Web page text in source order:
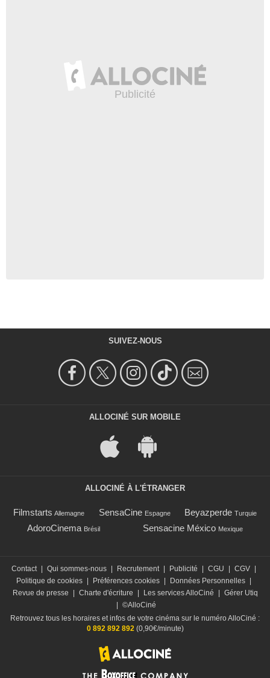
SUIVEZ-NOUS
ALLOCINÉ SUR MOBILE
ALLOCINÉ À L'ÉTRANGER
Filmstarts Allemagne SensaCine Espagne Beyazperde Turquie
AdoroCinema Brésil Sensacine México Mexique
Contact Qui sommes-nous Recrutement Publicité CGU CGV
Politique de cookies
Préférences cookies Données Personnelles
Revue de presse
Charte d'écriture Les services AlloCiné
Gérer Utiq
©AlloCiné
Retrouvez tous les horaires et infos de votre cinéma sur le numéro AlloCiné :
0 892 892 892(0,90€/minute)